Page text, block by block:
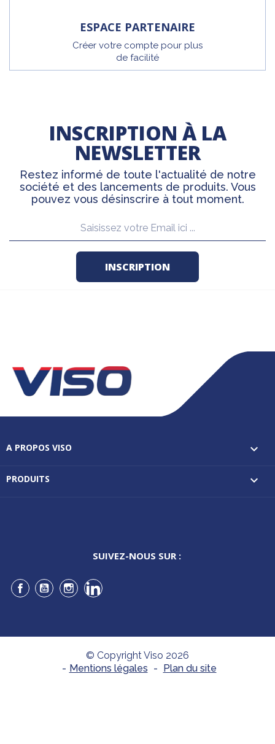
ESPACE PARTENAIRE
Créer votre compte pour plus
de facilité
INSCRIPTION À LA
NEWSLETTER
Restez informé de toute l'actualité de notre
société et des lancements de produits. Vous
pouvez vous désinscrire à tout moment.
A PROPOS VISO 
PRODUITS 
SUIVEZ-NOUS SUR :
Facebook
YouTubeInstagramLinkedIn
© Copyright Viso 2026
- Mentions légales - Plan du site